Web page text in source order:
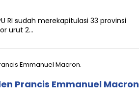
RI sudah merekapitulasi 33 provinsi
urut 2…
Prancis Emmanuel Macron